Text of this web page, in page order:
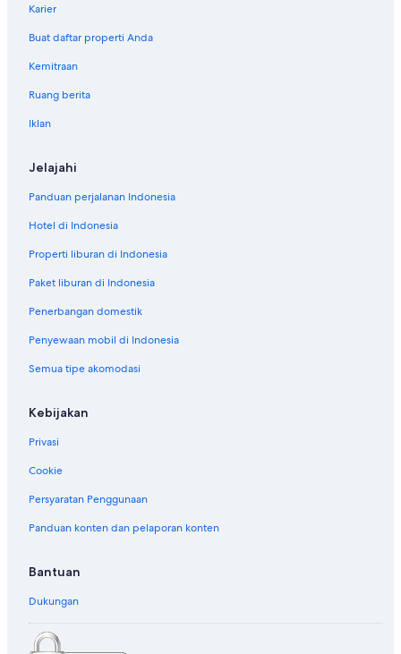
Karier
Buat daftar properti Anda
Kemitraan
Ruang berita
Iklan
Jelajahi
Panduan perjalanan Indonesia
Hotel di Indonesia
Properti liburan di Indonesia
Paket liburan di Indonesia
Penerbangan domestik
Penyewaan mobil di Indonesia
Semua tipe akomodasi
Kebijakan
Privasi
Cookie
Persyaratan Penggunaan
Panduan konten dan pelaporan konten
Bantuan
Dukungan